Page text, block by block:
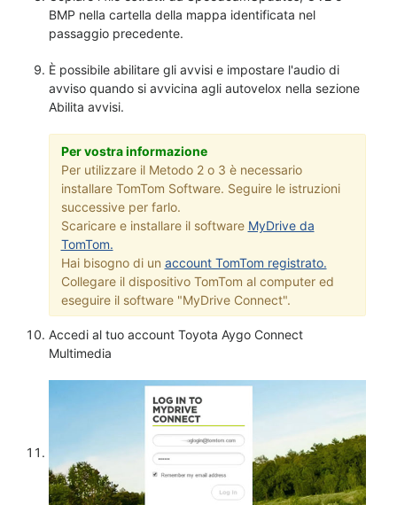
BMP nella cartella della mappa identificata nel
passaggio precedente.
È possibile abilitare gli avvisi e impostare l'audio di
avviso quando si avvicina agli autovelox nella sezione
Abilita avvisi.
Per vostra informazione
Per utilizzare il Metodo 2 o 3 è necessario
installare TomTom Software. Seguire le istruzioni
successive per farlo.
Scaricare e installare il software MyDrive da
TomTom.
Hai bisogno di un account TomTom registrato.
Collegare il dispositivo TomTom al computer ed
eseguire il software "MyDrive Connect".
Accedi al tuo account Toyota Aygo Connect
Multimedia